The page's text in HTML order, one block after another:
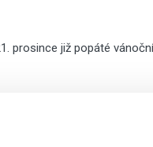
prosince již popáté